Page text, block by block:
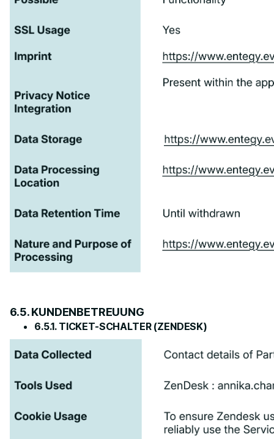
6.5. KUNDENBETREUUNG
6.5.1. TICKET-SCHALTER (ZENDESK)